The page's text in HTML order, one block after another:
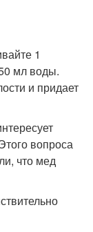
1
мл воды.
и придает
вопроса
что мед